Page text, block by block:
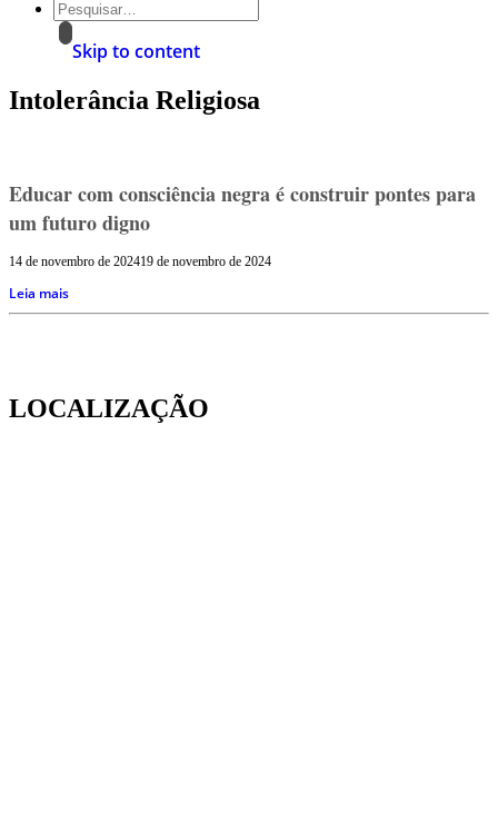
Skip to content
Intolerância Religiosa
Educar com consciência negra é construir pontes para
um futuro digno
14 de novembro de 202419 de novembro de 2024
Leia mais
LOCALIZAÇÃO